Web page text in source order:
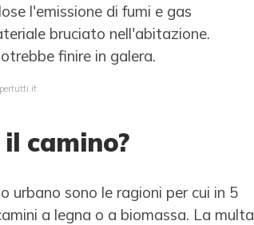
l'emissione di fumi e gas
bruciato nell'abitazione.
finire in galera.
camino?
urbano sono le ragioni per cui in 5
a legna o a biomassa. La multa